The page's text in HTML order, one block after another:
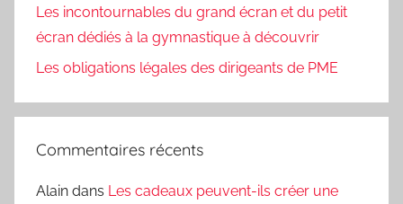
Les incontournables du grand écran et du petit
écran dédiés à la gymnastique à découvrir
Les obligations légales des dirigeants de PME
Commentaires récents
Alain dans Les cadeaux peuvent-ils créer une